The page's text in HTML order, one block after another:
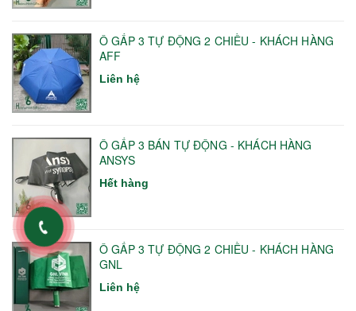
Ô GẤP 3 TỰ ĐỘNG 2 CHIỀU - KHÁCH HÀNG
AFF
Liên hệ
Ô GẤP 3 BÁN TỰ ĐỘNG - KHÁCH HÀNG
ANSYS
Hết hàng
Ô GẤP 3 TỰ ĐỘNG 2 CHIỀU - KHÁCH HÀNG
GNL
Liên hệ